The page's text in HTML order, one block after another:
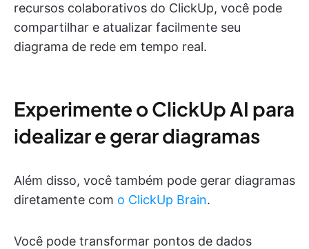
recursos colaborativos do ClickUp, você pode
compartilhar e atualizar facilmente seu
diagrama de rede em tempo real.
Experimente o ClickUp AI para
idealizar e gerar diagramas
Além disso, você também pode gerar diagramas
diretamente com o ClickUp Brain.
Você pode transformar pontos de dados